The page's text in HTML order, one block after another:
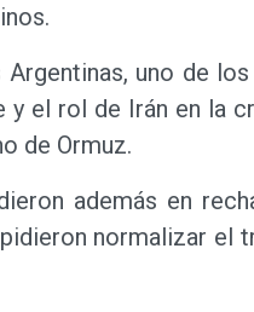
uno de
y el rol de Irán en la
de Ormuz.
además en
normalizar el